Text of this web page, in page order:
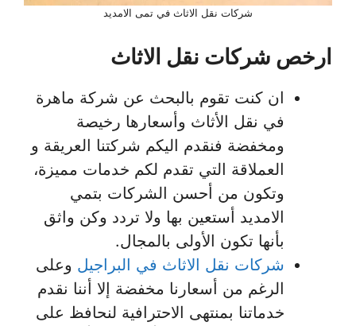
شركات نقل الاثاث في تمى الامديد
ارخص شركات نقل الاثاث
ان كنت تقوم بالبحث عن شركة ماهرة
في نقل الأثاث وأسعارها رخيصة
ومخفضة فنقدم اليكم شركتنا العريقة و
العملاقة التي تقدم لكم خدمات مميزة،
وتكون من أحسن الشركات بتمي
الامديد أستعين بها ولا تردد وكن واثق
بأنها تكون الأولى بالمجال.
شركات نقل الاثاث في البراجيل وعلى
الرغم من أسعارنا مخفضة إلا أننا نقدم
خدماتنا بمنتهى الاحترافية لنحافظ على